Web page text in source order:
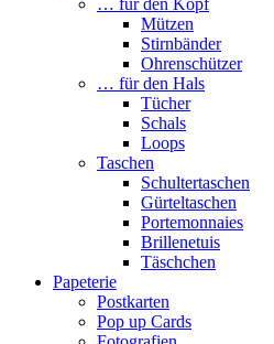
… für den Kopf
Mützen
Stirnbänder
Ohrenschützer
… für den Hals
Tücher
Schals
Loops
Taschen
Schultertaschen
Gürteltaschen
Portemonnaies
Brillenetuis
Täschchen
Papeterie
Postkarten
Pop up Cards